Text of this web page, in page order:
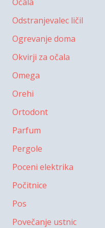
Odstranjevalec ličil
Ogrevanje doma
Okvirji za očala
Omega
Orehi
Ortodont
Parfum
Pergole
Poceni elektrika
Počitnice
Pos
Povečanje ustnic